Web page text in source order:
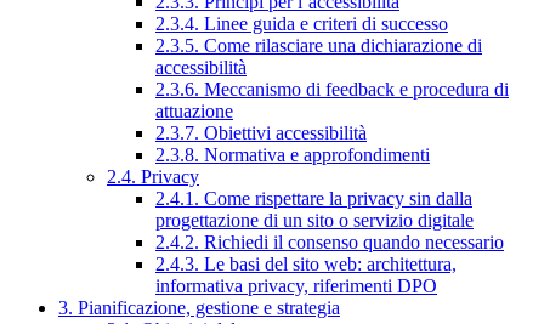
2.3.4. Linee guida e criteri di successo
2.3.5. Come rilasciare una dichiarazione di
accessibilità
2.3.6. Meccanismo di feedback e procedura di
attuazione
2.3.7. Obiettivi accessibilità
2.3.8. Normativa e approfondimenti
2.4. Privacy
2.4.1. Come rispettare la privacy sin dalla
progettazione di un sito o servizio digitale
2.4.2. Richiedi il consenso quando necessario
2.4.3. Le basi del sito web: architettura,
informativa privacy, riferimenti DPO
3. Pianificazione, gestione e strategia